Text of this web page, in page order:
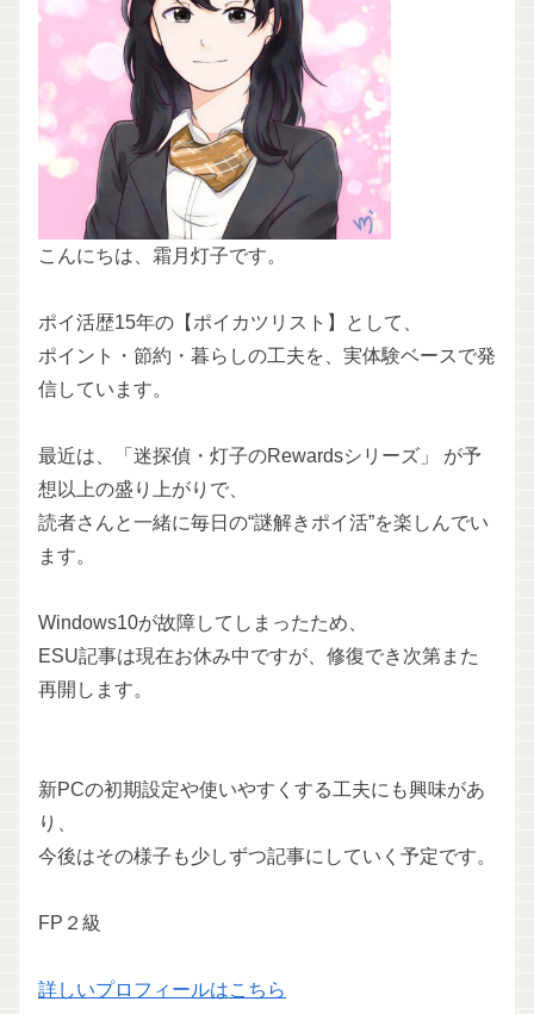
こんにちは、霜月灯子です。
ポイ活歴15年の【ポイカツリスト】として、
ポイント・節約・暮らしの工夫を、実体験ベースで発
信しています。
最近は、「迷探偵・灯子のRewardsシリーズ」 が予
想以上の盛り上がりで、
読者さんと一緒に毎日の“謎解きポイ活”を楽しんでい
ます。
Windows10が故障してしまったため、
ESU記事は現在お休み中ですが、修復でき次第また
再開します。
新PCの初期設定や使いやすくする工夫にも興味があ
り、
今後はその様子も少しずつ記事にしていく予定です。
FP２級
詳しいプロフィールはこちら